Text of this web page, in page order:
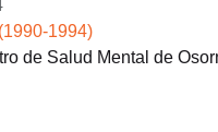
1994)
de Salud Mental de